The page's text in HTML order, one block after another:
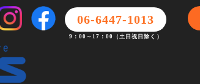
06-6447-1013
9：00～17：00（土日祝日除く）